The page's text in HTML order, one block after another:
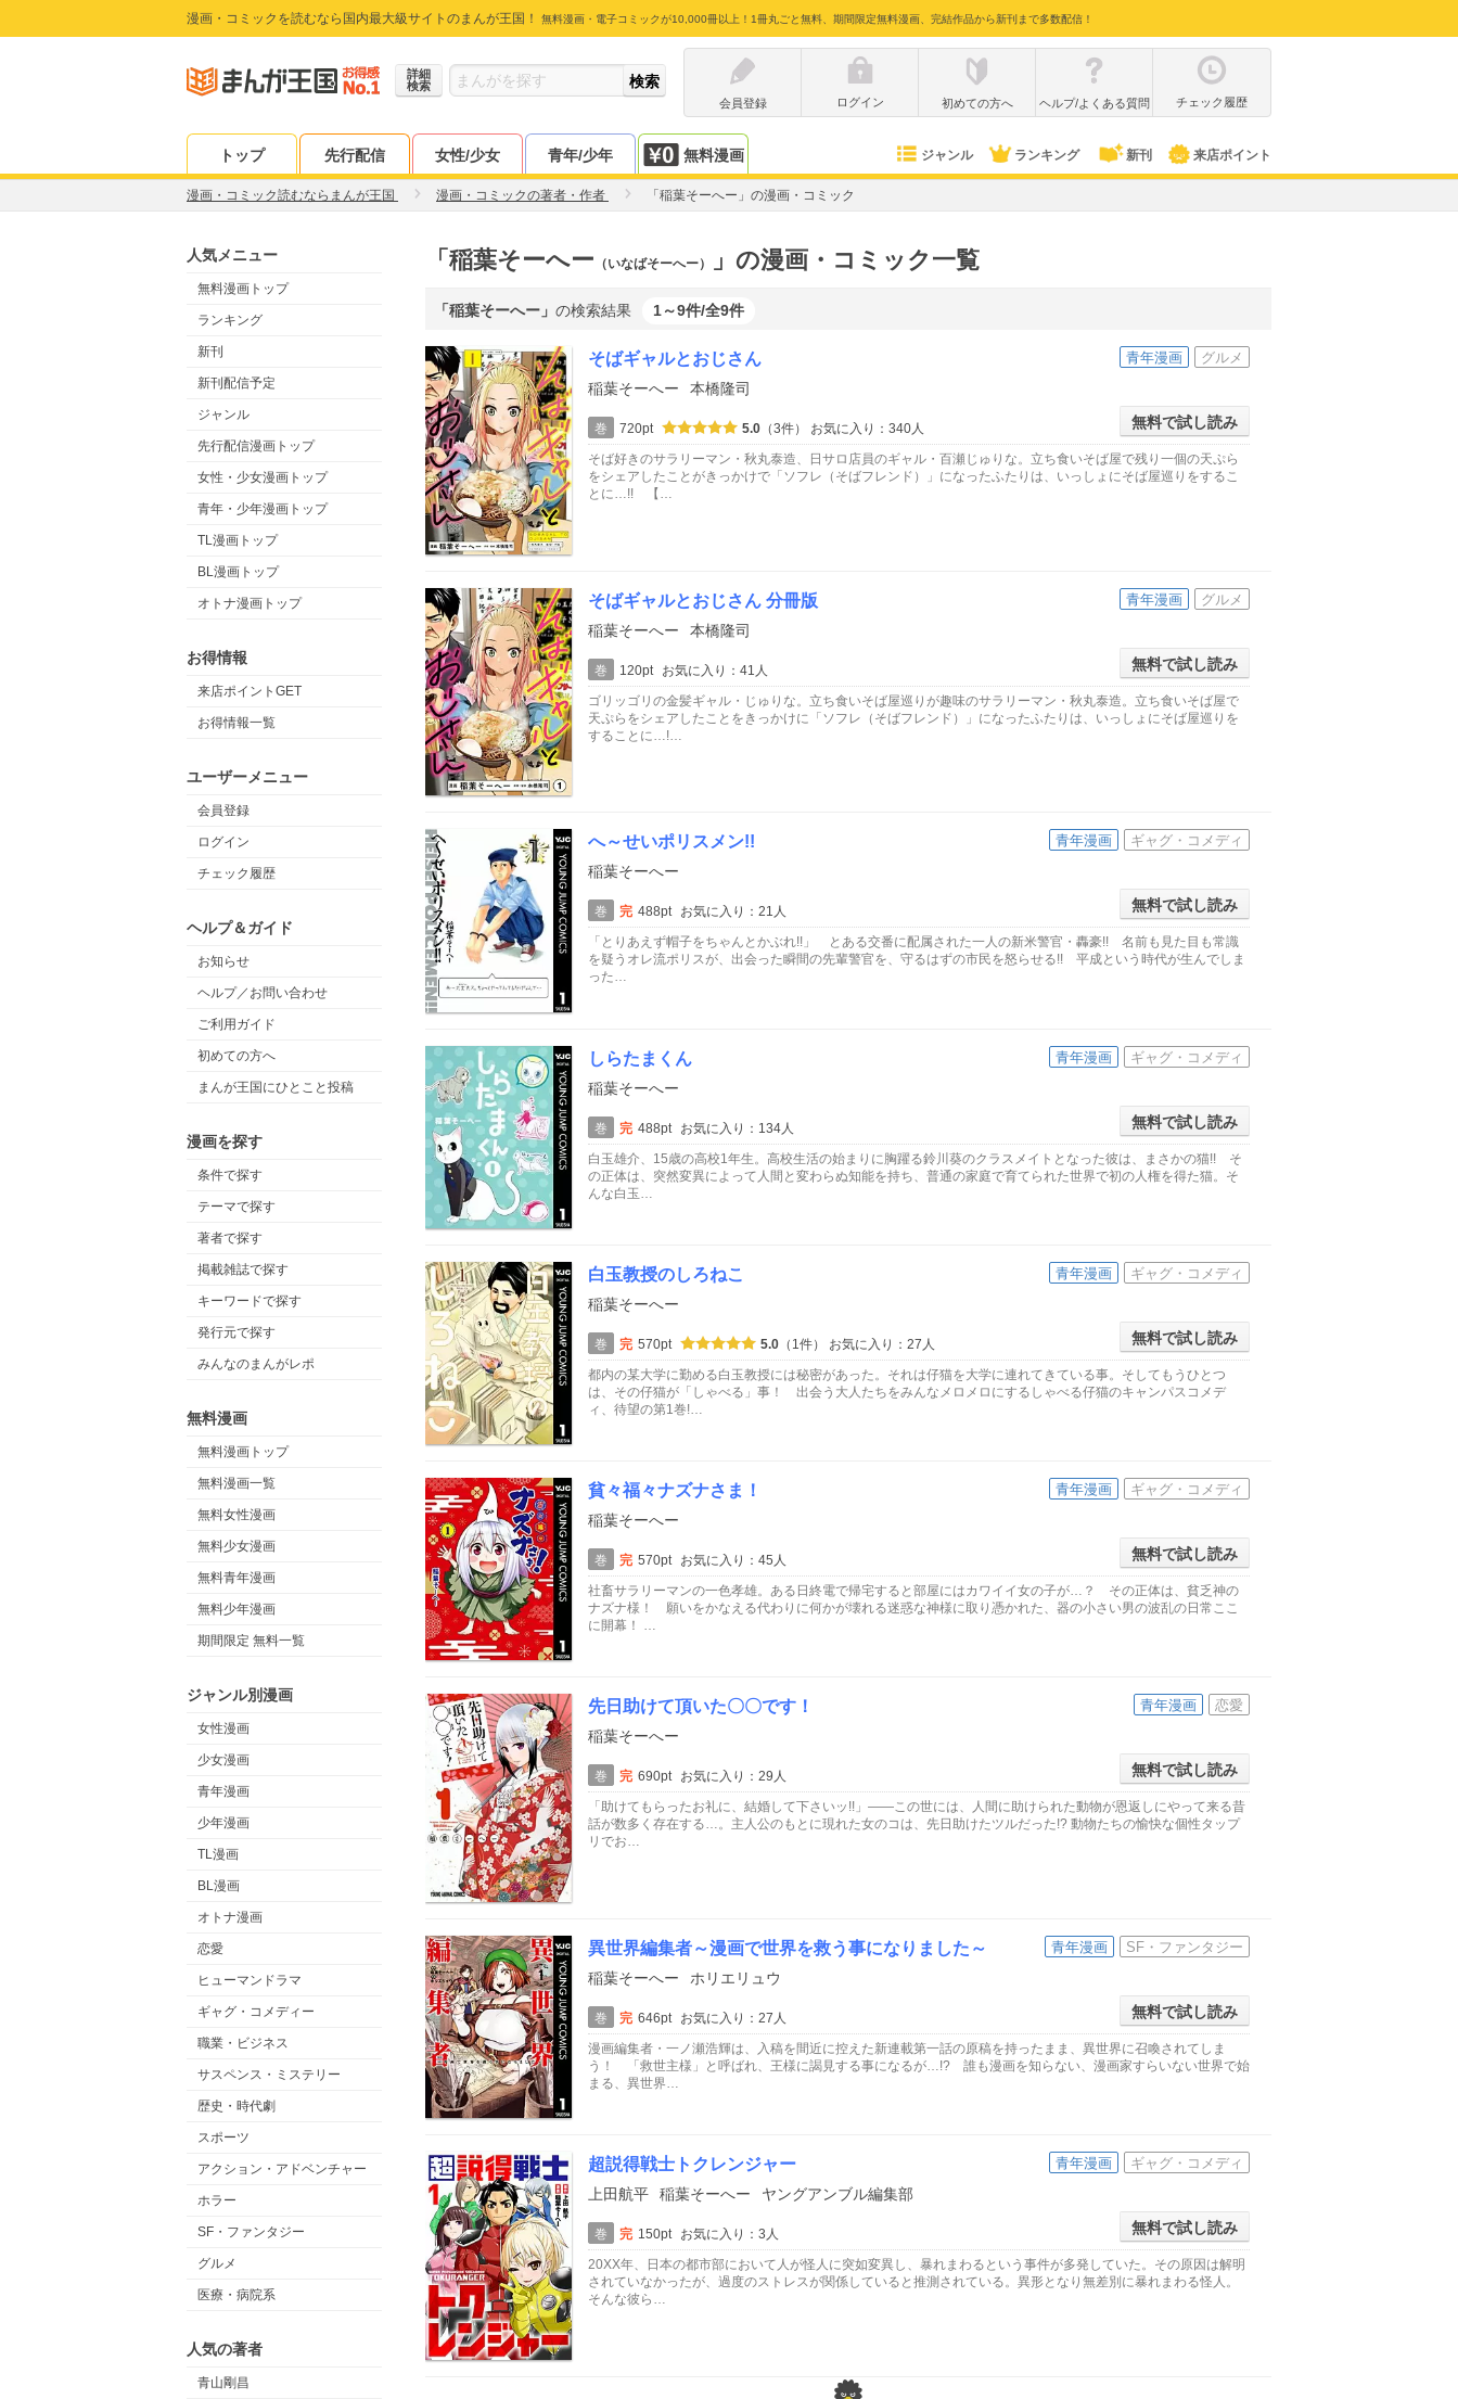
漫画・コミックを読むなら国内最大級サイトのまんが王国！ 無料漫画・電子コミックが10,000冊以上！1冊丸ごと無料、期間限定無料漫画、完結作品から新刊まで多数配信！
詳細
検索
会員登録
ログイン 初めての方へ ヘルプ/よくある質問 チェック履歴
トップ 先行配信 女性/少女 青年/少年 無料漫画 ジャンル ランキング 新刊 来店ポイント
漫画・コミック読むならまんが王国 漫画・コミックの著者・作者 「稲葉そーへー」の漫画・コミック
人気メニュー
無料漫画トップ
ランキング
新刊
新刊配信予定
ジャンル
先行配信漫画トップ
女性・少女漫画トップ
青年・少年漫画トップ
TL漫画トップ
BL漫画トップ
オトナ漫画トップ
お得情報
来店ポイントGET
お得情報一覧
ユーザーメニュー
会員登録
ログイン
チェック履歴
ヘルプ＆ガイド
お知らせ
ヘルプ／お問い合わせ
ご利用ガイド
初めての方へ
まんが王国にひとこと投稿
漫画を探す
条件で探す
テーマで探す
著者で探す
掲載雑誌で探す
キーワードで探す
発行元で探す
みんなのまんがレポ
無料漫画
無料漫画トップ
無料漫画一覧
無料女性漫画
無料少女漫画
無料青年漫画
無料少年漫画
期間限定 無料一覧
ジャンル別漫画
女性漫画
少女漫画
青年漫画
少年漫画
TL漫画
BL漫画
オトナ漫画
恋愛
ヒューマンドラマ
ギャグ・コメディー
職業・ビジネス
サスペンス・ミステリー
歴史・時代劇
スポーツ
アクション・アドベンチャー
ホラー
SF・ファンタジー
グルメ
医療・病院系
人気の著者
青山剛昌
「稲葉そーへー （いなばそーへー） 」の漫画・コミック一覧
「稲葉そーへー」 の検索結果 1～9件/全9件
青年漫画 グルメ
そばギャルとおじさん
稲葉そーへー
本橋隆司
無料で試し読み
巻 720pt 5.0 （3件）
お気に入り：340人
そば好きのサラリーマン・秋丸泰造、日サロ店員のギャル・百瀬じゅりな。立ち食いそば屋で残り一個の天ぷら
をシェアしたことがきっかけで「ソフレ（そばフレンド）」になったふたりは、いっしょにそば屋巡りをするこ
とに…!! 【…
青年漫画 グルメ
そばギャルとおじさん 分冊版
稲葉そーへー
本橋隆司
無料で試し読み
巻 120pt
お気に入り：41人
ゴリッゴリの金髪ギャル・じゅりな。立ち食いそば屋巡りが趣味のサラリーマン・秋丸泰造。立ち食いそば屋で
天ぷらをシェアしたことをきっかけに「ソフレ（そばフレンド）」になったふたりは、いっしょにそば屋巡りを
することに…!…
青年漫画 ギャグ・コメディ
へ～せいポリスメン!!
稲葉そーへー
無料で試し読み
巻 完 488pt
お気に入り：21人
「とりあえず帽子をちゃんとかぶれ!!」 とある交番に配属された一人の新米警官・轟豪!! 名前も見た目も常識
を疑うオレ流ポリスが、出会った瞬間の先輩警官を、守るはずの市民を怒らせる!! 平成という時代が生んでしま
った…
青年漫画 ギャグ・コメディ
しらたまくん
稲葉そーへー
無料で試し読み
巻 完 488pt
お気に入り：134人
白玉雄介、15歳の高校1年生。高校生活の始まりに胸躍る鈴川葵のクラスメイトとなった彼は、まさかの猫!! そ
の正体は、突然変異によって人間と変わらぬ知能を持ち、普通の家庭で育てられた世界で初の人権を得た猫。そ
んな白玉…
青年漫画 ギャグ・コメディ
白玉教授のしろねこ
稲葉そーへー
無料で試し読み
巻 完 570pt 5.0 （1件）
お気に入り：27人
都内の某大学に勤める白玉教授には秘密があった。それは仔猫を大学に連れてきている事。そしてもうひとつ
は、その仔猫が「しゃべる」事！ 出会う大人たちをみんなメロメロにするしゃべる仔猫のキャンパスコメデ
ィ、待望の第1巻!…
青年漫画 ギャグ・コメディ
貧々福々ナズナさま！
稲葉そーへー
無料で試し読み
巻 完 570pt
お気に入り：45人
社畜サラリーマンの一色孝雄。ある日終電で帰宅すると部屋にはカワイイ女の子が…？ その正体は、貧乏神の
ナズナ様！ 願いをかなえる代わりに何かが壊れる迷惑な神様に取り憑かれた、器の小さい男の波乱の日常ここ
に開幕！ …
青年漫画 恋愛
先日助けて頂いた〇〇です！
稲葉そーへー
無料で試し読み
巻 完 690pt
お気に入り：29人
「助けてもらったお礼に、結婚して下さいッ!!」――この世には、人間に助けられた動物が恩返しにやって来る昔
話が数多く存在する…。主人公のもとに現れた女のコは、先日助けたツルだった!? 動物たちの愉快な個性タップ
リでお…
青年漫画 SF・ファンタジー
異世界編集者～漫画で世界を救う事になりました～
稲葉そーへー
ホリエリュウ
無料で試し読み
巻 完 646pt
お気に入り：27人
漫画編集者・一ノ瀬浩輝は、入稿を間近に控えた新連載第一話の原稿を持ったまま、異世界に召喚されてしま
う！ 「救世主様」と呼ばれ、王様に謁見する事になるが…!? 誰も漫画を知らない、漫画家すらいない世界で始
まる、異世界…
青年漫画 ギャグ・コメディ
超説得戦士トクレンジャー
上田航平 稲葉そーへー
ヤングアンブル編集部
無料で試し読み
巻 完 150pt
お気に入り：3人
20XX年、日本の都市部において人が怪人に突如変異し、暴れまわるという事件が多発していた。その原因は解明
されていなかったが、過度のストレスが関係していると推測されている。異形となり無差別に暴れまわる怪人。
そんな彼ら…